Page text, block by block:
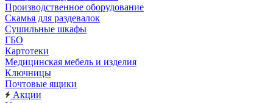
Производственное оборудование
Скамья для раздевалок
Сушильные шкафы
ГБО
Картотеки
Медицинская мебель и изделия
Ключницы
Почтовые ящики
Акции